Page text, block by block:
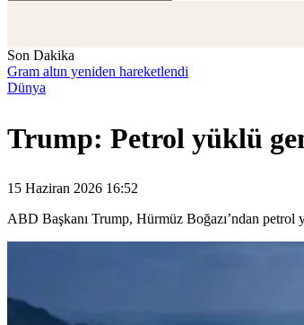
Son Dakika
Gram altın yeniden hareketlendi
Dünya
Trump: Petrol yüklü
15 Haziran 2026 16:52
ABD Başkanı Trump, Hürmüz Boğazı’ndan petrol